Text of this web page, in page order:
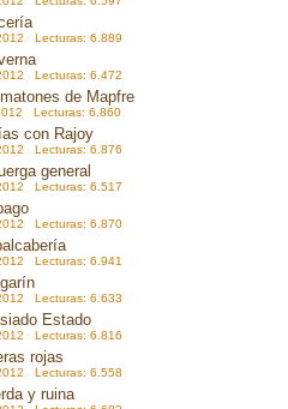
Lecturas: 6.889
Lecturas: 6.472
de Mapfre
Lecturas: 6.860
con Rajoy
Lecturas: 6.876
general
Lecturas: 6.517
Lecturas: 6.870
Lecturas: 6.941
Lecturas: 6.633
Estado
Lecturas: 6.816
rojas
Lecturas: 6.558
y ruina